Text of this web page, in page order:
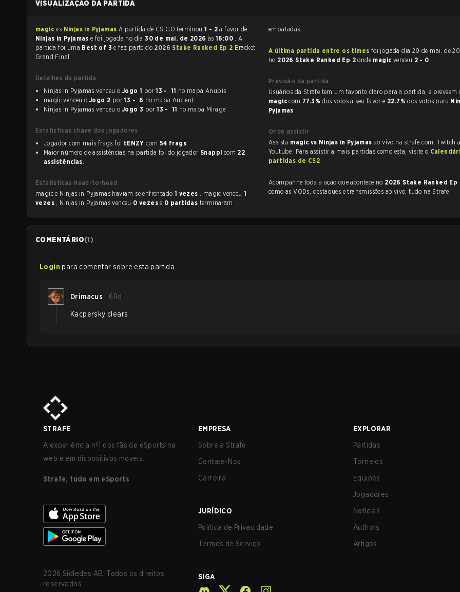
VISUALIZAÇÃO DA PARTIDA
magicvs Ninjas in Pyjamas A partida de CS:GO terminou 1 - 2 a favor de
Ninjas in Pyjamas
e foi jogada no dia30 de mai. de 2026 às 16:00 . A
partida foi uma Best of 3e faz parte do 2026 Stake Ranked Ep 2 Bracket -
Grand Final.
Detalhes da partida
Ninjas in Pyjamas venceu o Jogo 1 por 13 - 11 no mapa Anubis
magic venceu o Jogo 2 por 13 - 6 no mapa Ancient
Ninjas in Pyjamas venceu o Jogo 3 por 13 - 11 no mapa Mirage
Estatísticas chave dos jogadores
Jogador com mais frags foi tENZY com 54 frags.
Maior número de assistências na partida foi do jogador Snappi com 22
assistências.
Estatísticas Head-to-head
magic e Ninjas in Pyjamas haviam se enfrentado 1 vezes . magic venceu 1
vezes , Ninjas in Pyjamas venceu 0 vezese 0 partidas terminaram
empatadas.
A última partida entre os times
no 2026 Stake Ranked Ep 2onde magic venceu 2 - 0 .
Previsão da partida
Usuários da Strafe tem um favorito
magiccom 77.3%dos votos a seu favor e 22.7%dos votos para
Pyjamas .
Onde assistir
Assista magic vs Ninjas in Pyjamas ao vivo na strafe.com, Twitch
Youtube. Para assistir a mais partidas como esta, visite o
partidas de CS2 .
Acompanhe toda a ação que acontece no 2026 Stake Ranked Ep
como as VODs, destaques e transmissões ao vivo, tudo na Strafe.
COMENTÁRIO(1)
Login para comentar sobre esta partida
Drimacus 69d
Kacpersky clears
STRAFE
A experiência nº1 dos fãs de eSports na
web e em dispositivos móveis.
Strafe, tudo em eSports
2026 Sidledes AB. Todos os direitos
reservados.
EMPRESA
Sobre a Strafe
Contate-Nos
Carreira
JURÍDICO
Política de Privacidade
Termos de Serviço
SIGA
EXPLORAR
Partidas
Torneios
Equipes
Jogadores
Notícias
Authors
Artigos